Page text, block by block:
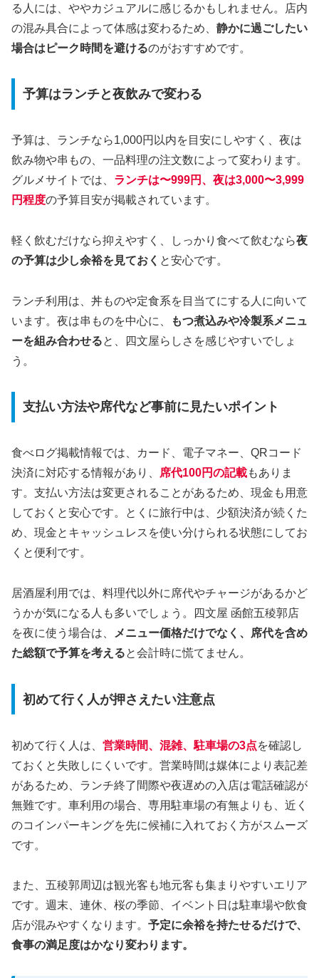
る人には、ややカジュアルに感じるかもしれません。店内
の混み具合によって体感は変わるため、 静かに過ごしたい
場合はピーク時間を避けるのがおすすめです。
予算はランチと夜飲みで変わる
予算は、ランチなら1,000円以内を目安にしやすく、夜は
飲み物や串もの、一品料理の注文数によって変わります。
グルメサイトでは、 ランチは〜999円、夜は3,000〜3,999
円程度の予算目安が掲載されています。
軽く飲むだけなら抑えやすく、しっかり食べて飲むなら夜
の予算は少し余裕を見ておく と安心です。
ランチ利用は、丼ものや定食系を目当てにする人に向いて
います。夜は串ものを中心に、
もつ煮込みや冷製系メニュ
ーを組み合わせると、四文屋らしさを感じやすいでしょ
う。
支払い方法や席代など事前に見たいポイント
食べログ掲載情報では、カード、電子マネー、QRコード
決済に対応する情報があり、
席代100円の記載もありま
す。支払い方法は変更されることがあるため、現金も用意
しておくと安心です。とくに旅行中は、少額決済が続くた
め、現金とキャッシュレスを使い分けられる状態にしてお
くと便利です。
居酒屋利用では、料理代以外に席代やチャージがあるかど
うかが気になる人も多いでしょう。四文屋 函館五稜郭店
を夜に使う場合は、
メニュー価格だけでなく、席代を含め
た総額で予算を考えると会計時に慌てません。
初めて行く人が押さえたい注意点
初めて行く人は、 営業時間、混雑、駐車場の3点を確認し
ておくと失敗しにくいです。営業時間は媒体により表記差
があるため、ランチ終了間際や夜遅めの入店は電話確認が
無難です。車利用の場合、専用駐車場の有無よりも、近く
のコインパーキングを先に候補に入れておく方がスムーズ
です。
また、五稜郭周辺は観光客も地元客も集まりやすいエリア
です。週末、連休、桜の季節、イベント日は駐車場や飲食
店が混みやすくなります。 予定に余裕を持たせるだけで、
食事の満足度はかなり変わります。